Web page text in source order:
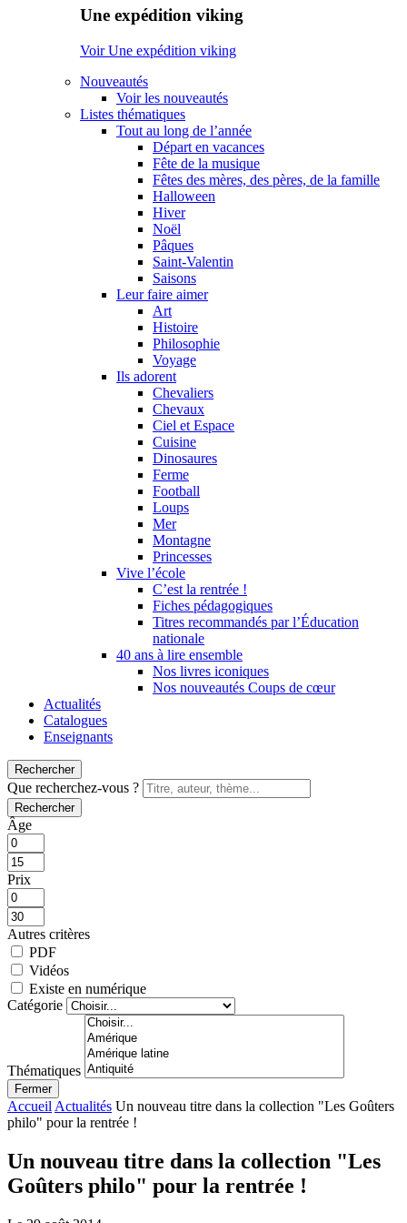
Une expédition viking
Voir Une expédition viking
Nouveautés
Voir les nouveautés
Listes thématiques
Tout au long de l’année
Départ en vacances
Fête de la musique
Fêtes des mères, des pères, de la famille
Halloween
Hiver
Noël
Pâques
Saint-Valentin
Saisons
Leur faire aimer
Art
Histoire
Philosophie
Voyage
Ils adorent
Chevaliers
Chevaux
Ciel et Espace
Cuisine
Dinosaures
Ferme
Football
Loups
Mer
Montagne
Princesses
Vive l’école
C’est la rentrée !
Fiches pédagogiques
Titres recommandés par l’Éducation
nationale
40 ans à lire ensemble
Nos livres iconiques
Nos nouveautés Coups de cœur
Actualités
Catalogues
Enseignants
Rechercher
Que recherchez-vous ?
Rechercher
Âge
Prix
Autres critères
PDF
Vidéos
Existe en numérique
Catégorie
Thématiques
Fermer
Accueil Actualités Un nouveau titre dans la collection "Les Goûters
philo" pour la rentrée !
Un nouveau titre dans la collection "Les
Goûters philo" pour la rentrée !